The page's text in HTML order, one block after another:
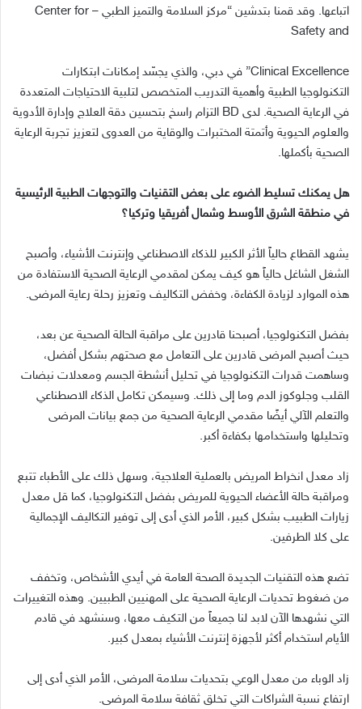
اتباعها. وقد قمنا بتدشين “مركز السلامة والتميز الطبي
– Center for
Safety and
Clinical Excellence” في دبي، والذي يجسّد إمكانات ابتكارات
التكنولوجيا الطبية وأهمية التدريب المتخصص لتلبية الاحتياجات المتعددة
في الرعاية الصحية. لدى
التزام راسخ بتحسين دقة العلاج وإدارة الأدوية
والعلوم الحيوية وأتمتة المختبرات والوقاية من العدوى لتعزيز تجربة الرعاية
الصحية بأكملها.
هل يمكنك تسليط الضوء على بعض التقنيات والتوجهات الطبية الرئيسية
في منطقة الشرق الأوسط وشمال أفريقيا وتركيا؟
يشهد القطاع حالياً الأثر الكبير للذكاء الاصطناعي وإنترنت الأشياء، وأصبح
الشغل الشاغل حالياً هو كيف يمكن لمقدمي الرعاية الصحية الاستفادة من
هذه الموارد لزيادة الكفاءة، وخفض التكاليف وتعزيز رحلة رعاية المرضى.
بفضل التكنولوجيا، أصبحنا قادرين على مراقبة الحالة الصحية عن بعد،
حيث أصبح المرضى قادرين على التعامل مع صحتهم بشكل أفضل،
وساهمت قدرات التكنولوجيا في تحليل أنشطة الجسم ومعدلات نبضات
القلب وجلوكوز الدم وما إلى ذلك. وسيمكن تكامل الذكاء الاصطناعي
والتعلم الآلي أيضًا مقدمي الرعاية الصحية من جمع بيانات المرضى
وتحليلها واستخدامها بكفاءة أكبر.
زاد معدل انخراط المريض بالعملية العلاجية، وسهل ذلك على الأطباء تتبع
ومراقبة حالة الأعضاء الحيوية للمريض بفضل التكنولوجيا، كما قل معدل
زيارات الطبيب بشكل كبير، الأمر الذي أدى إلى توفير التكاليف الإجمالية
على كلا الطرفين.
تضع هذه التقنيات الجديدة الصحة العامة في أيدي الأشخاص، وتخفف
من ضغوط تحديات الرعاية الصحية على المهنيين الطبيين. وهذه التغييرات
التي نشهدها الآن لابد لنا جميعاً من التكيف معها، وسنشهد في قادم
الأيام استخدام أكثر لأجهزة إنترنت الأشياء بمعدل كبير.
زاد الوباء من معدل الوعي بتحديات سلامة المرضى، الأمر الذي أدى إلى
ارتفاع نسبة الشراكات التي تخلق ثقافة سلامة المرضى.